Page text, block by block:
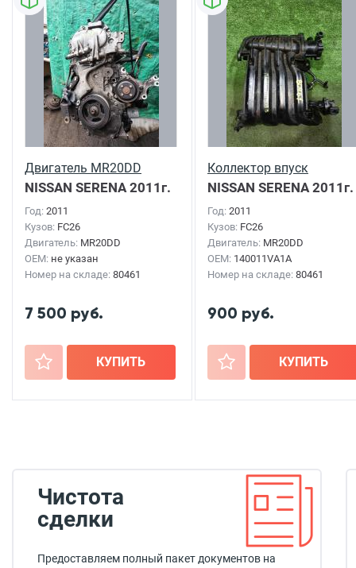
Двигатель MR20DD
NISSAN SERENA2011г.
Год: 2011
Кузов: FC26
Двигатель: MR20DD
OEM: не указан
Номер на складе: 80461
7 500 руб.
+ КУПИТЬ
Коллектор впуск
NISSAN SERENA2011г.
Год: 2011
Кузов: FC26
Двигатель: MR20DD
OEM: 140011VA1A
Номер на складе: 80461
900 руб.
+ КУПИТЬ
Чистота
сделки
Предоставляем полный пакет документов на